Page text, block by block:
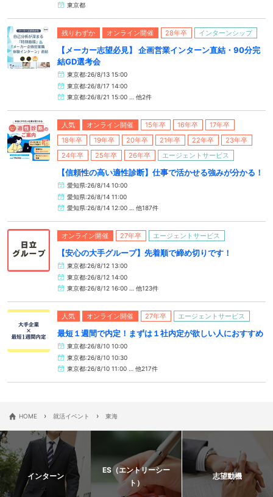
東京都
残りわずか オンライン開催 28年卒 インターンシップ
【メーカー志望必見】 企画営業インターン直結・90分完
結GD選考会
東京都:26/8/13 15:00
東京都:26/8/17 14:00
東京都:26/8/21 15:00 … 他2件
人気 オンライン開催 15年卒 16年卒
17年卒
18年卒
19年卒 20年卒 21年卒 22年卒
23年卒
24年卒
25年卒 26年卒 エージェントサービス
【信頼性の高い適性診断】仕事で活かせる強みが分かる！
愛知県:26/8/14 10:00
愛知県:26/8/14 11:00
愛知県:26/8/14 12:00 … 他187件
オンライン開催 27年卒 エージェントサービス
【安心の大手グループ】先着順で締め切りです！
東京都:26/8/12 13:00
東京都:26/8/12 14:00
東京都:26/8/12 16:00 … 他123件
人気 オンライン開催 27年卒 エージェントサービス
最短１週間で内定！まずは１社内定が欲しい人におすすめ
東京都:26/8/10 10:00
東京都:26/8/10 10:30
東京都:26/8/10 11:00 … 他217件
HOME › 就活イベント › 東海
インターン
ES（エントリーシー
ト）
志望動機